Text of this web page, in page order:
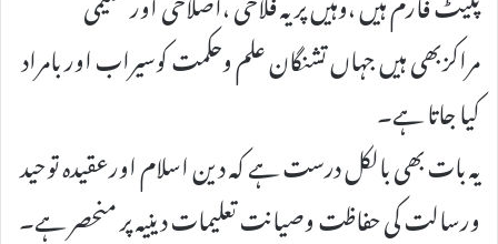
مراکزبھی ہیں جہاں تشنگان علم وحکمت کوسیراب اور بامراد
کیا جاتا ہے۔
یہ بات بھی بالکل درست ہے کہ دین اسلام اورعقیدہ توحید
ورسالت کی حفاظت وصیانت تعلیمات دینیہ پر منحصر ہے۔